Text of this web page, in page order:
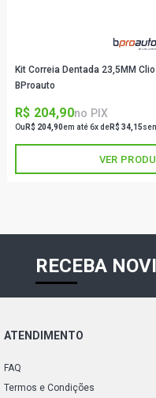
Kit Correia Dentada 23,5MM
BProauto
R$ 204,90no PIX
Ou R$ 204,90em até 6x deR$ 34,15
VER
RECEBA
ATENDIMENTO
FAQ
Termos e Condições